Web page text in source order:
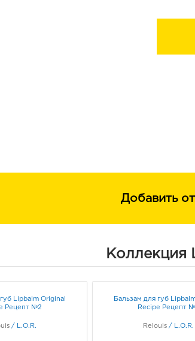
Масла
Добавить
Коллекция
Lipbalm Original
Рецепт №2
/ L.O.R.
Бальзам для губ
Recipe Рецепт
Relouis / L.O.R.